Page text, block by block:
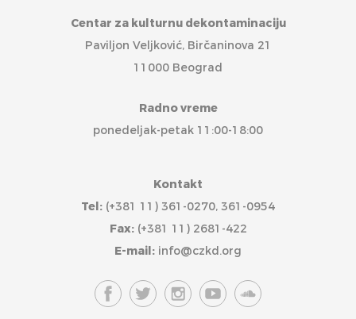
Centar za kulturnu dekontaminaciju
Paviljon Veljković, Birčaninova 21
11000 Beograd
Radno vreme
ponedeljak-petak 11:00-18:00
Kontakt
Tel: (+381 11) 361-0270, 361-0954
Fax:(+381 11) 2681-422
E-mail: info@czkd.org